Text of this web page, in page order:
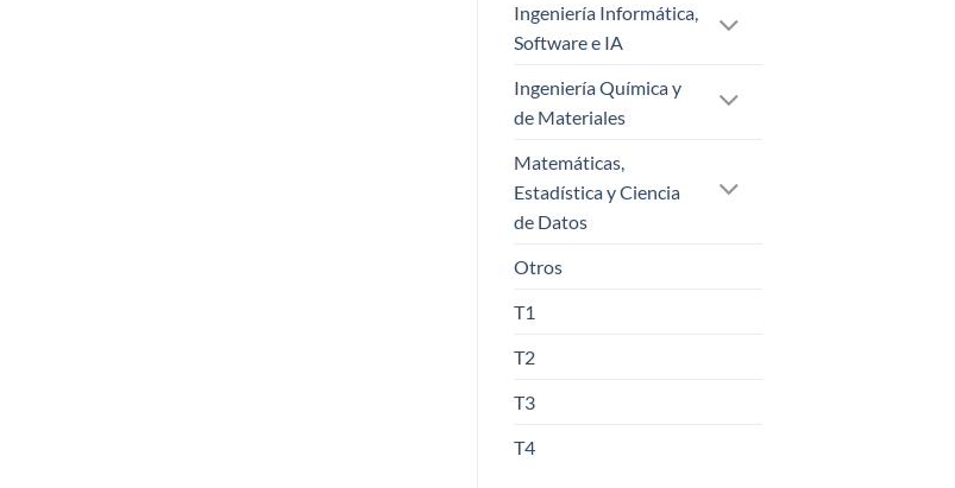
Ingeniería Informática,
Software e IA
Ingeniería Química y
de Materiales
Matemáticas,
Estadística y Ciencia
de Datos
Otros
T1
T2
T3
T4